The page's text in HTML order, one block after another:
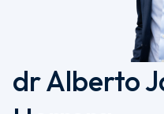
dr Alberto